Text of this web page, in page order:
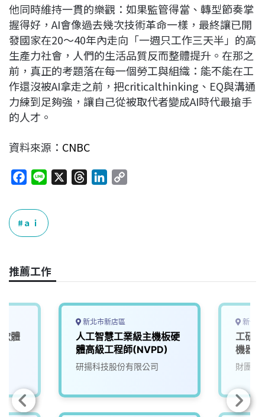
他同時維持一貫的樂觀：如果監管得當、轉型節奏掌
握得好，AI會像過去幾次技術革命一樣，最終讓已開
發國家在20～40年內走向「一週只工作三天半」的高
生產力社會，人們的生活品質反而整體提升。在那之
前，真正的考題落在每一個勞工與組織：能不能在工
作還沒被AI拿走之前，把criticalthinking、EQ與溝通
力練到足夠強，讓自己從被取代者變成AI時代最搶手
的人才。​
資料來源： CNBC
c
e
b
o
k
e
n
k
ａｉ
推薦工作
體
新北市新店區
人工智慧工業級主機板硬
體高級工程師(NVPD)
研揚科技股份有限公司
新竹
工研
機器
財團法